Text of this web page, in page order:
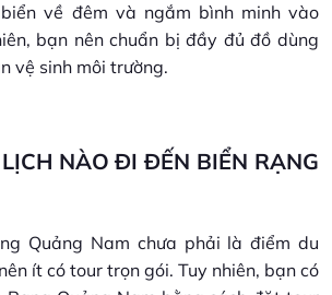
về đêm và ngắm bình minh vào
bạn nên chuẩn bị đầy đủ đồ dùng
vệ sinh môi trường.
NÀO ĐI ĐẾN BIỂN RẠNG
Quảng Nam chưa phải là điểm du
ít có tour trọn gói. Tuy nhiên, bạn có